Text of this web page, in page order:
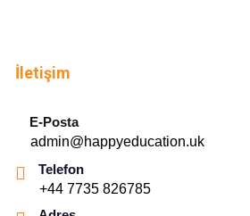
İletişim
E-Posta
admin@happyeducation.uk
Telefon
+44 7735 826785